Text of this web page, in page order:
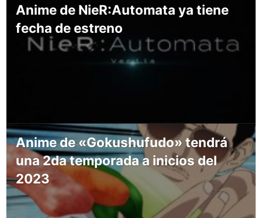
Anime de NieR:Automata ya tiene
fecha de estreno
Anime de «Gokushufudo» tendrá
una 2da temporada a inicios del
2023